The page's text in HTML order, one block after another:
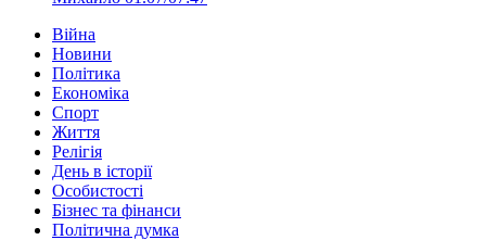
Війна
Новини
Політика
Економіка
Спорт
Життя
Релігія
День в історії
Особистості
Бізнес та фінанси
Політична думка